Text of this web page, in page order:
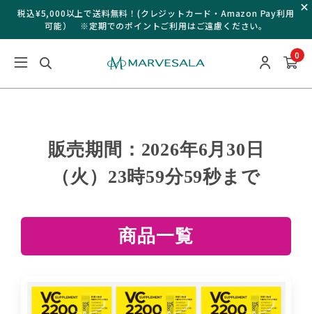
税込¥5,000以上で送料無料！(クレジットカード・Amazon Pay利用
可能） ※定期でのポイントご利用はご遠慮ください。
0
販売期間：2026年6月30日
（火）23時59分59秒まで
商品一覧